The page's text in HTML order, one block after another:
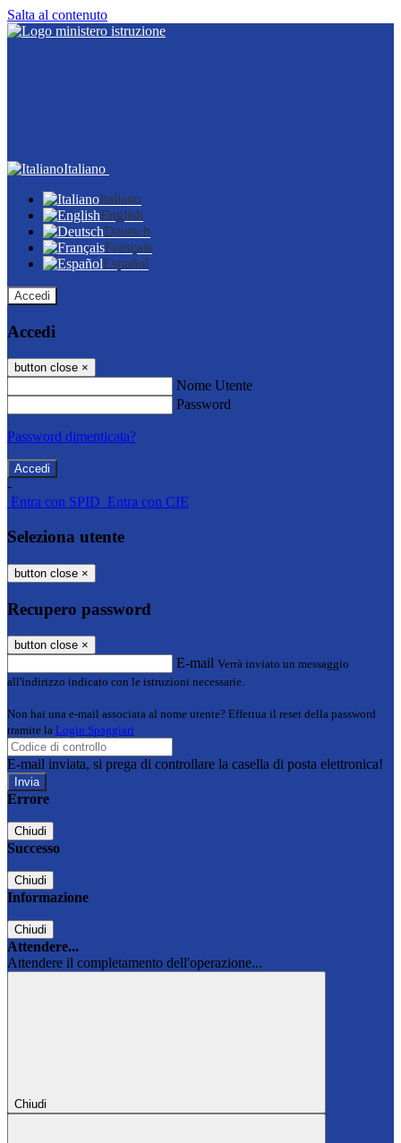
Salta al contenuto
Italiano
Italiano
English
Deutsch
Français
Español
Accedi
Accedi
button close ×
Nome Utente
Password
Password dimenticata?
-
Entra con SPID Entra con CIE
Seleziona utente
button close ×
Recupero password
button close ×
E-mail Verrà inviato un messaggio
all'indirizzo indicato con le istruzioni necessarie.
Non hai una e-mail associata al nome utente? Effettua il reset della password
tramite la Login Spaggiari
E-mail inviata, si prega di controllare la casella di posta elettronica!
Errore
Chiudi
Successo
Chiudi
Informazione
Chiudi
Attendere...
Attendere il completamento dell'operazione...
Chiudi